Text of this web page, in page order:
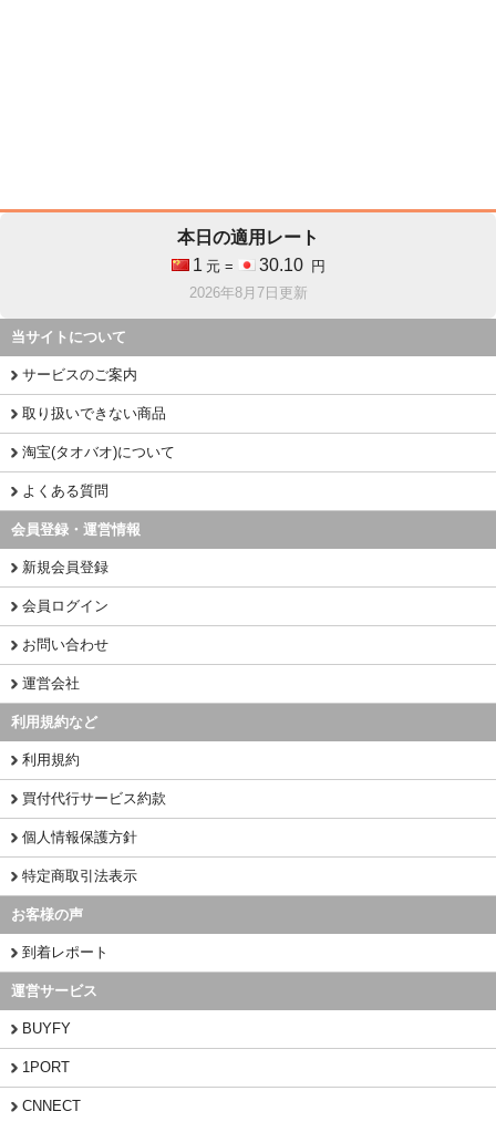
本日の適用レート
1 元 = 30.10
円
2026年8月7日更新
当サイトについて
サービスのご案内
取り扱いできない商品
淘宝(タオバオ)について
よくある質問
会員登録・運営情報
新規会員登録
会員ログイン
お問い合わせ
運営会社
利用規約など
利用規約
買付代行サービス約款
個人情報保護方針
特定商取引法表示
お客様の声
到着レポート
運営サービス
BUYFY
1PORT
CNNECT